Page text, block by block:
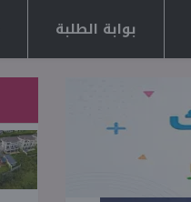
بوابة الطلبة